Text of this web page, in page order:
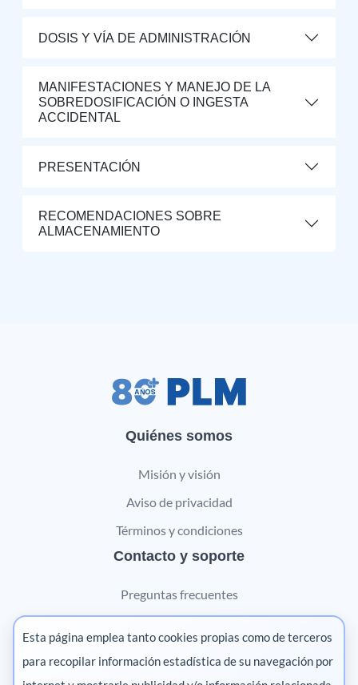
DOSIS Y VÍA DE ADMINISTRACIÓN
MANIFESTACIONES Y MANEJO DE LA
SOBREDOSIFICACIÓN O INGESTA
ACCIDENTAL
PRESENTACIÓN
RECOMENDACIONES SOBRE
ALMACENAMIENTO
Quiénes somos
Misión y visión
Aviso de privacidad
Términos y condiciones
Contacto y soporte
Preguntas frecuentes
Contáctanos
Marketing digital
Esta página emplea tanto cookies propias como de terceros
para recopilar información estadística de su navegación por